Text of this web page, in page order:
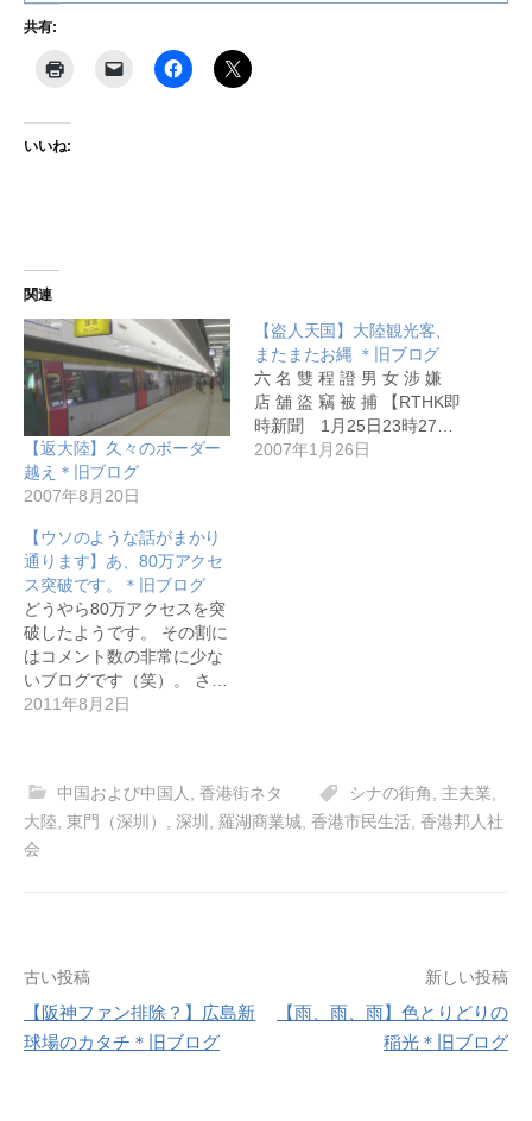
共有:
いいね:
関連
【返大陸】久々のボーダー
越え＊旧ブログ
2007年8月20日
【盗人天国】大陸観光客、
またまたお縄 ＊旧ブログ
六 名 雙 程 證 男 女 涉 嫌
店 舖 盜 竊 被 捕 【RTHK即
時新聞 1月25日23時27…
2007年1月26日
【ウソのような話がまかり
通ります】あ、80万アクセ
ス突破です。＊旧ブログ
どうやら80万アクセスを突
破したようです。 その割に
はコメント数の非常に少な
いブログです（笑）。 さ…
2011年8月2日
中国および中国人 香港街ネタ シナの街角 主夫業
大陸, 東門（深圳） , 深圳 , 羅湖商業城, 香港市民生活, 香港邦人社
会
投
稿
古い投稿
【阪神ファン排除？】広島新
球場のカタチ＊旧ブログ
新しい投稿
【雨、雨、雨】色とりどりの
稲光＊旧ブログ